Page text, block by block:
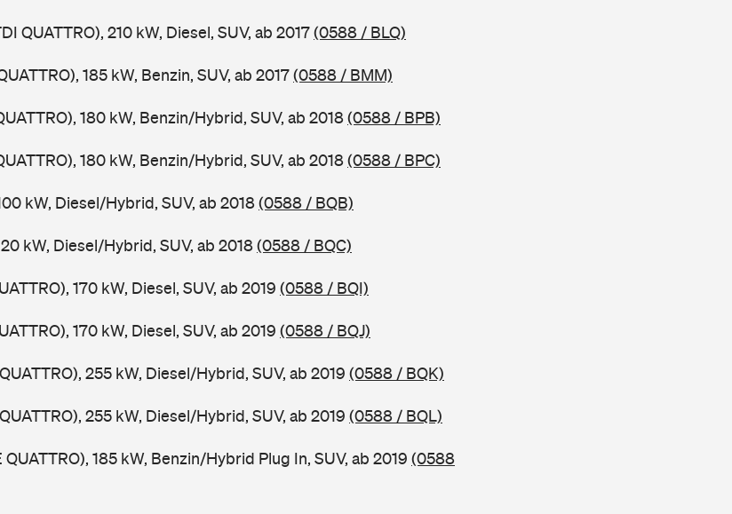
QUATTRO), 210 kW, Diesel, SUV, ab 2017(0588 / BLQ)
185 kW, Benzin, SUV, ab 2017(0588 / BMM)
180 kW, Benzin/Hybrid, SUV, ab 2018(0588 / BPB)
180 kW, Benzin/Hybrid, SUV, ab 2018(0588 / BPC)
kW, Diesel/Hybrid, SUV, ab 2018(0588 / BQB)
kW, Diesel/Hybrid, SUV, ab 2018(0588 / BQC)
170 kW, Diesel, SUV, ab 2019 (0588 / BQI)
170 kW, Diesel, SUV, ab 2019 (0588 / BQJ)
255 kW, Diesel/Hybrid, SUV, ab 2019 (0588 / BQK)
255 kW, Diesel/Hybrid, SUV, ab 2019 (0588 / BQL)
QUATTRO), 185 kW, Benzin/Hybrid Plug In, SUV, ab 2019 (0588